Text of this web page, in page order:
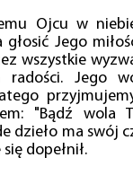
Ojcu w
Jego
wszystkie
radości. Jego
"Bądź wola
dzieło ma swój
dopełnił.